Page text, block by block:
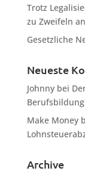
Trotz
zu Zweifeln
Gesetzliche
Neueste
Johnnybei
Make Money
Archive